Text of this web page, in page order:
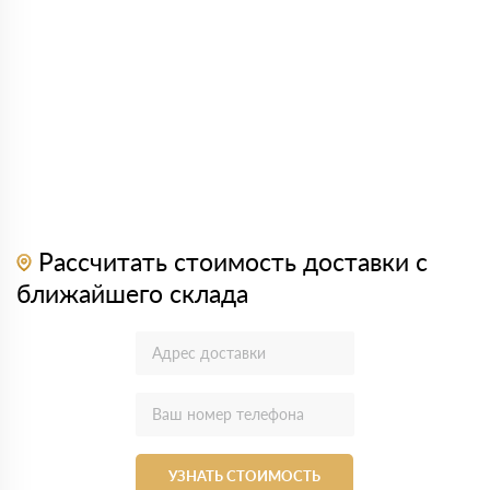
Рассчитать стоимость доставки с
ближайшего склада
УЗНАТЬ СТОИМОСТЬ